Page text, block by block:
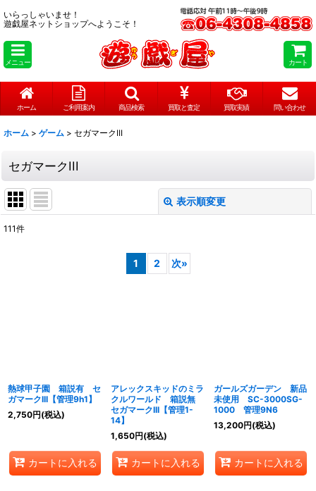
いらっしゃいませ！
遊戯屋ネットショップへようこそ！
メニュー カート
ホーム ご利用案内 商品検索 買取と査定 買取実績 問い合わせ
ホーム > ゲーム > セガマークIII
セガマークIII
表示順変更
111件
1 2 次»
熱球甲子園 箱説有 セ
ガマークIII【管理9h1】
2,750円(税込)
カートに入れる
アレックスキッドのミラ
クルワールド 箱説無
セガマークIII【管理1-
14】
1,650円(税込)
カートに入れる
ガールズガーデン 新品
未使用 SC-3000SG-
1000 管理9N6
13,200円(税込)
カートに入れる